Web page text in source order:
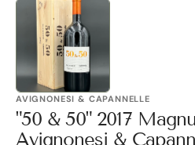
AVIGNONESI & CAPANNELLE
"50 & 50" 2017
Avignonesi &